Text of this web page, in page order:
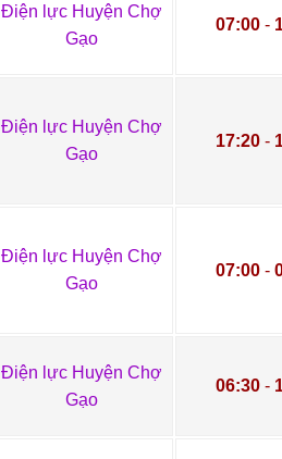
Điện lực Huyện Chợ
Gạo
07:00 -
Điện lực Huyện Chợ
Gạo
17:20 -
Điện lực Huyện Chợ
Gạo
07:00 -
Điện lực Huyện Chợ
Gạo
06:30 -